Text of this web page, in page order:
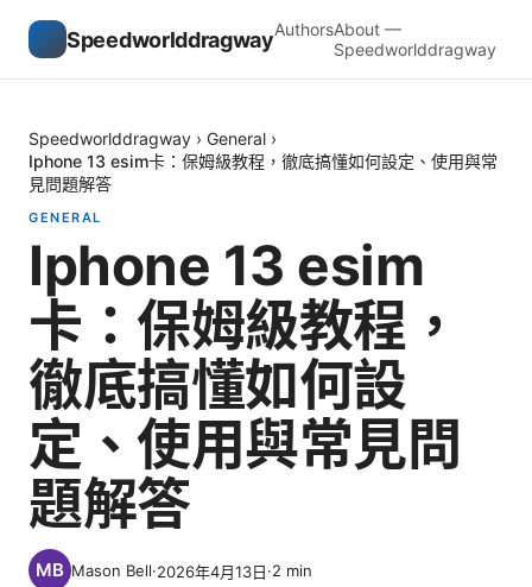
SpeedworlddragwayAuthorsAbout —
Speedworlddragway
Speedworlddragway › General ›
Iphone 13 esim卡：保姆級教程，徹底搞懂如何設定、使用與常
見問題解答
GENERAL
Iphone 13 esim
卡：保姆級教程，
徹底搞懂如何設
定、使用與常見問
題解答
Mason Bell·2026年4月13日·2 min